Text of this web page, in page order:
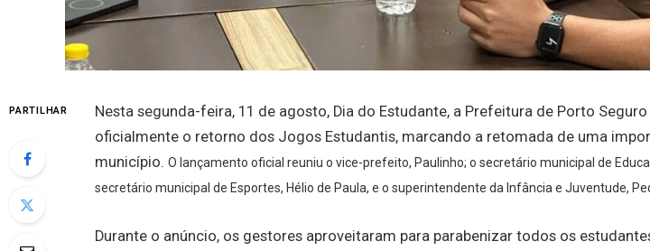
PARTILHAR
Nesta segunda-feira, 11 de agosto, Dia do Estudante, a Prefeitura de Porto
oficialmente o retorno dos Jogos Estudantis, marcando a retomada de uma
município.O lançamento oficial reuniu o vice-prefeito, Paulinho; o secretário municipal de
secretário municipal de Esportes, Hélio de Paula, e o superintendente da Infância e Juventude,
Durante o anúncio, os gestores aproveitaram para parabenizar todos os